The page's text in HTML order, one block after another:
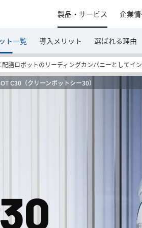
ト一覧 導入メリット 選ばれる理由
製品・サービス 企業
膳ロボットのリーディングカンパニーとしてイ
C30（クリーンボットシー30）